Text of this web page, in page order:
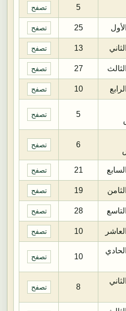
5 تصفح
25 تصفح
13 تصفح
27 تصفح
10 تصفح
5 تصفح
6 تصفح
21 تصفح
19 تصفح
28 تصفح
10 تصفح
10 تصفح
8 تصفح